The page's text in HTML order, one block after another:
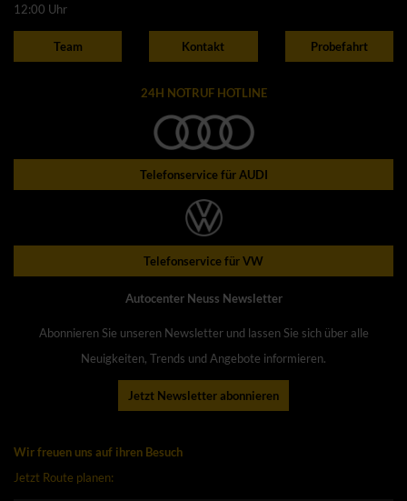
12:00 Uhr
Team Kontakt Probefahrt
24H NOTRUF HOTLINE
Telefonservice für AUDI
Telefonservice für VW
Autocenter Neuss Newsletter
Abonnieren Sie unseren Newsletter und lassen Sie sich über alle
Neuigkeiten, Trends und Angebote informieren.
Jetzt Newsletter abonnieren
Wir freuen uns auf ihren Besuch
Jetzt Route planen: